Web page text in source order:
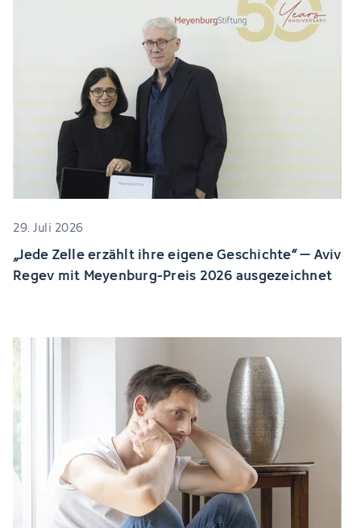
29. Juli 2026
„Jede Zelle erzählt ihre eigene Geschichte“ – Aviv
Regev mit Meyenburg-Preis 2026 ausgezeichnet